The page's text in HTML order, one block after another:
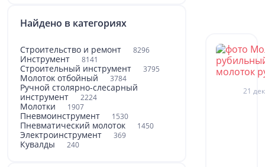
Найдено в категориях
Строительство и ремонт 8296
Инструмент 8141
Строительный инструмент 3795
Молоток отбойный 3784
Ручной столярно-слесарный
инструмент
2224
Молотки 1907
Пневмоинструмент 1530
Пневматический молоток 1450
Электроинструмент 369
Кувалды 240
21